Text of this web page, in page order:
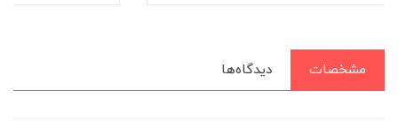
مشخصات دیدگاه‌ها